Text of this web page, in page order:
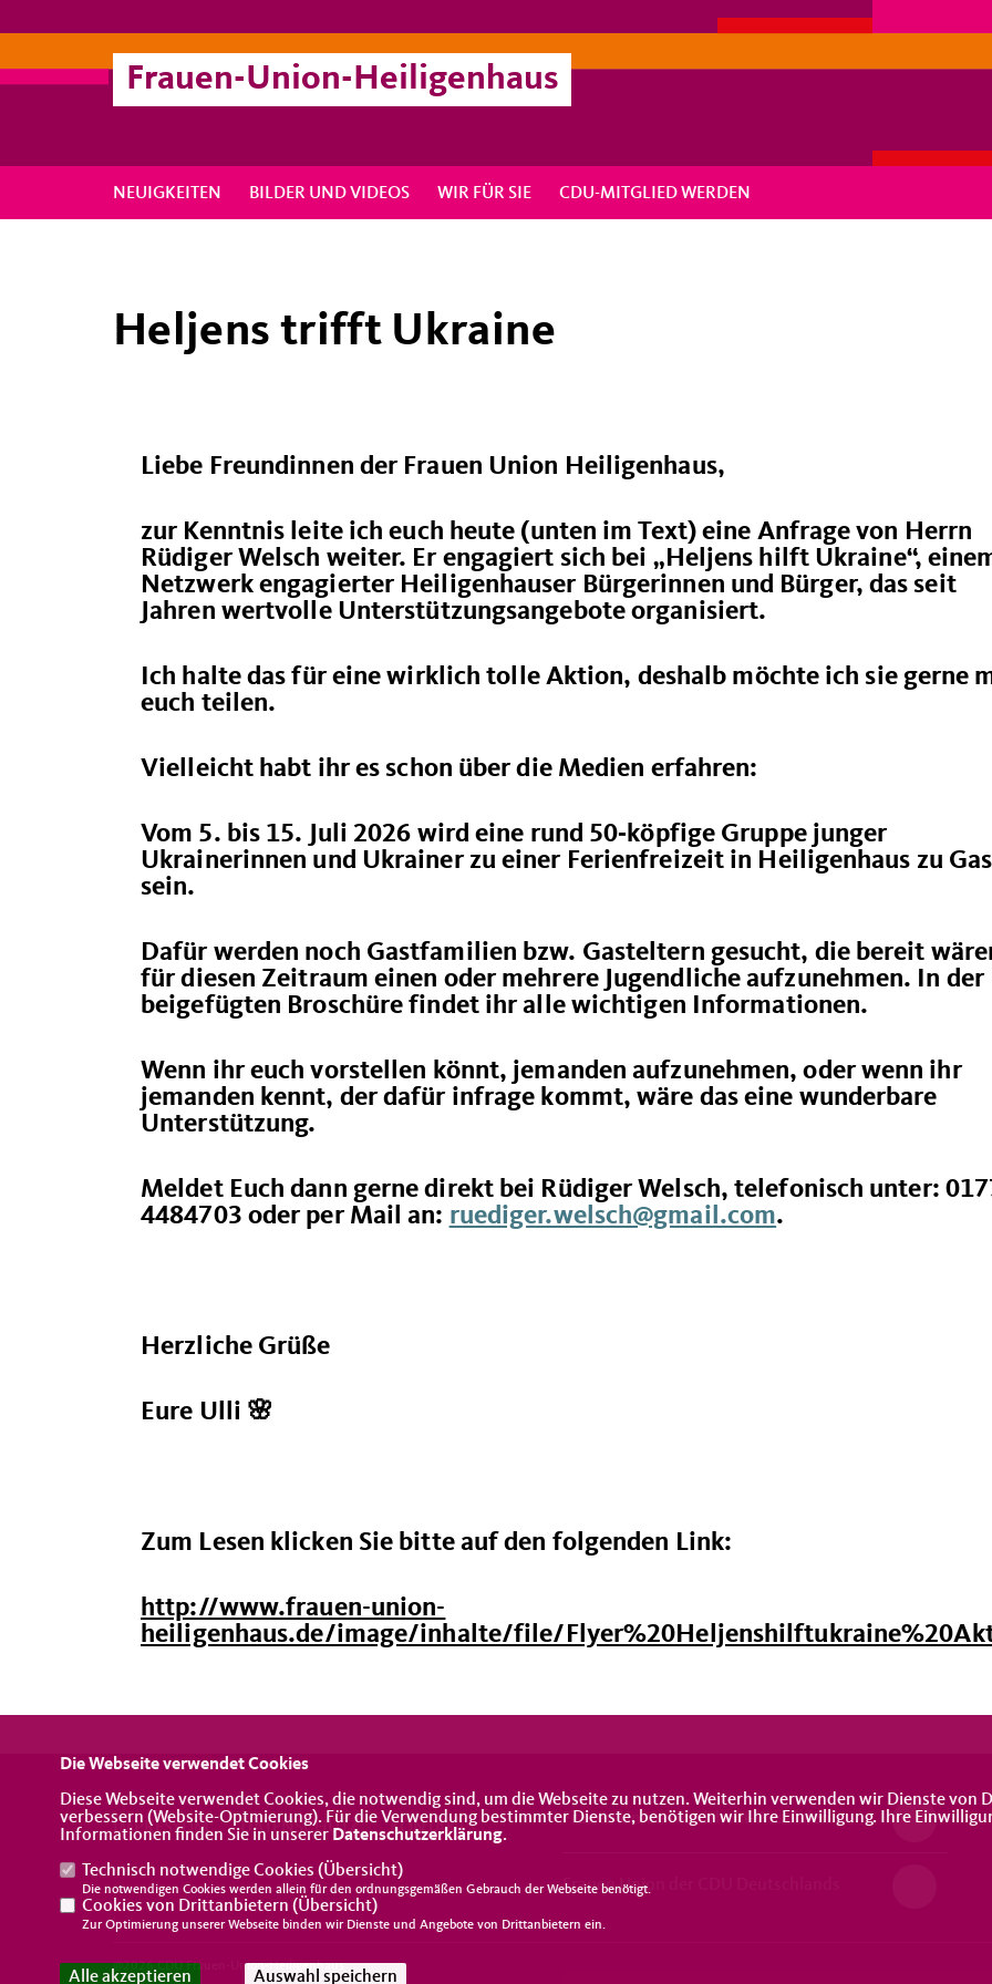
Frauen-Union-Heiligenhaus
NEUIGKEITEN BILDER UND VIDEOS WIR FÜR SIE CDU-MITGLIED WERDEN
Heljens trifft Ukraine
Liebe Freundinnen der Frauen Union Heiligenhaus,
zur Kenntnis leite ich euch heute (unten im Text) eine Anfrage von Herrn
Rüdiger Welsch weiter. Er engagiert sich bei „Heljens hilft Ukraine“,
Netzwerk engagierter Heiligenhauser Bürgerinnen und Bürger, das seit
Jahren wertvolle Unterstützungsangebote organisiert.
Ich halte das für eine wirklich tolle Aktion, deshalb möchte ich sie gerne
euch teilen.
Vielleicht habt ihr es schon über die Medien erfahren:
Vom 5. bis 15. Juli 2026 wird eine rund 50‑köpfige Gruppe junger
Ukrainerinnen und Ukrainer zu einer Ferienfreizeit in Heiligenhaus zu
sein.
Dafür werden noch Gastfamilien bzw. Gasteltern gesucht, die bereit
für diesen Zeitraum einen oder mehrere Jugendliche aufzunehmen. In der
beigefügten Broschüre findet ihr alle wichtigen Informationen.
Wenn ihr euch vorstellen könnt, jemanden aufzunehmen, oder wenn ihr
jemanden kennt, der dafür infrage kommt, wäre das eine wunderbare
Unterstützung.
Meldet Euch dann gerne direkt bei Rüdiger Welsch, telefonisch unter:
4484703 oder per Mail an: ruediger.welsch@gmail.com.
Herzliche Grüße
Eure Ulli 🌸
Zum Lesen klicken Sie bitte auf den folgenden Link:
http://www.frauen-union-
heiligenhaus.de/image/inhalte/file/
IMPRESSUM DATENSCHUTZ KONTAKT Frauen Union Nordrhein-Westfalen
Frauen Union der CDU Deutschlands
@2026 CDU Frauen-Union-Heiligenhaus
Die Webseite verwendet Cookies
Diese Webseite verwendet Cookies, die notwendig sind, um die Webseite zu nutzen. Weiterhin verwenden wir Dienste
verbessern (Website-Optmierung). Für die Verwendung bestimmter Dienste, benötigen wir Ihre Einwilligung. Ihre
Informationen finden Sie in unserer Datenschutzerklärung.
Technisch notwendige Cookies (Übersicht)
Die notwendigen Cookies werden allein für den ordnungsgemäßen Gebrauch der Webseite benötigt.
Cookies von Drittanbietern (Übersicht)
Zur Optimierung unserer Webseite binden wir Dienste und Angebote von Drittanbietern ein.
Alle akzeptieren Auswahl speichern